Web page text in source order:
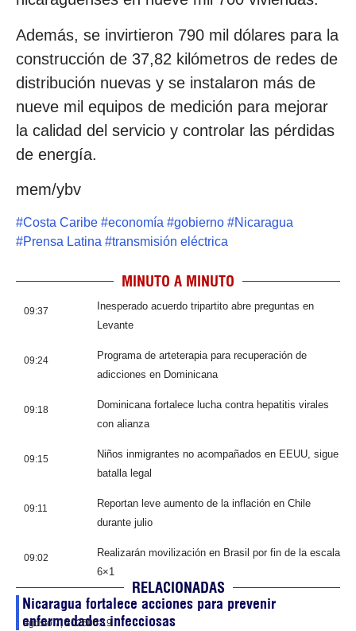
Además, se invirtieron 790 mil dólares para la
construcción de 37,82 kilómetros de redes de
distribución nuevas y se instalaron más de
nueve mil equipos de medición para mejorar
la calidad del servicio y controlar las pérdidas
de energía.
mem/ybv
#Costa Caribe #economía #gobierno #Nicaragua
#Prensa Latina #transmisión eléctrica
MINUTO A MINUTO
09:37
Inesperado acuerdo tripartito abre preguntas en
Levante
09:24
Programa de arteterapia para recuperación de
adicciones en Dominicana
09:18
Dominicana fortalece lucha contra hepatitis virales
con alianza
09:15
Niños inmigrantes no acompañados en EEUU, sigue
batalla legal
09:11
Reportan leve aumento de la inflación en Chile
durante julio
09:02
Realizarán movilización en Brasil por fin de la escala
6×1
RELACIONADAS
Nicaragua fortalece acciones para prevenir
enfermedades infecciosas
agosto 7, 202606:19